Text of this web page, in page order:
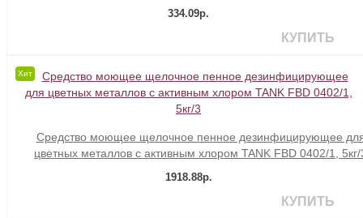
334.09р.
КУПИТЬ
Хит
Средство моющее щелочное пенное дезинфицирующее
цветных металлов с активным хлором TANK FBD 0402/1, 5кг/
1918.88р.
КУПИТЬ